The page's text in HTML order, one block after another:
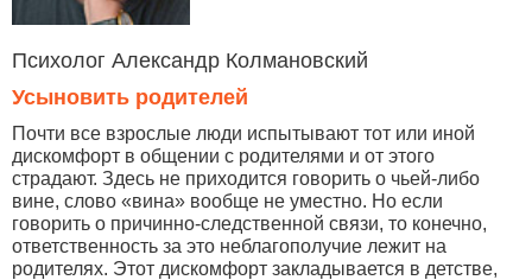
Психолог Александр Колмановский
Усыновить родителей
Почти все взрослые люди испытывают тот или иной
дискомфорт в общении с родителями и от этого
страдают. Здесь не приходится говорить о чьей-либо
вине, слово «вина» вообще не уместно. Но если
говорить о причинно-следственной связи, то конечно,
ответственность за это неблагополучие лежит на
родителях. Этот дискомфорт закладывается в детстве,